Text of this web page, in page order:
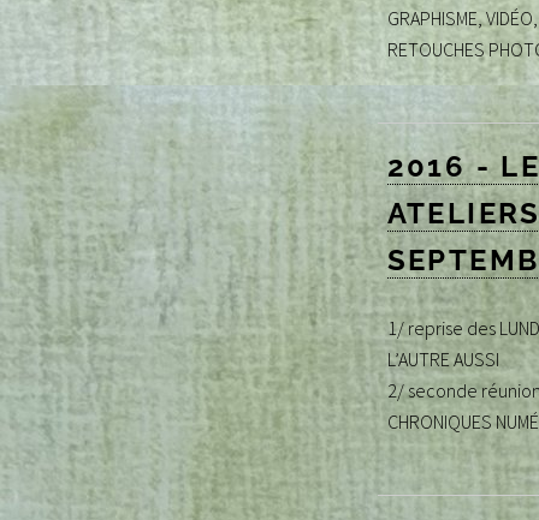
GRAPHISME, VIDÉO,
RETOUCHES
2016 -
1/ reprise des
L’AUTRE AUSSI
2/ seconde
CHRONIQUES